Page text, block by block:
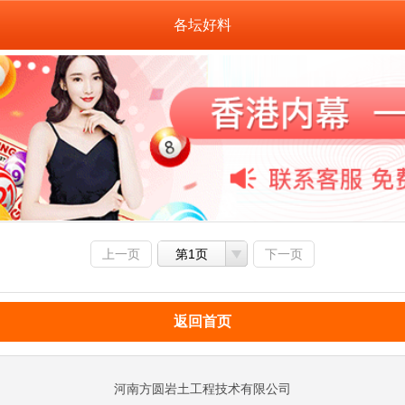
各坛好料
上一页 第1页 下一页
返回首页
河南方圆岩土工程技术有限公司